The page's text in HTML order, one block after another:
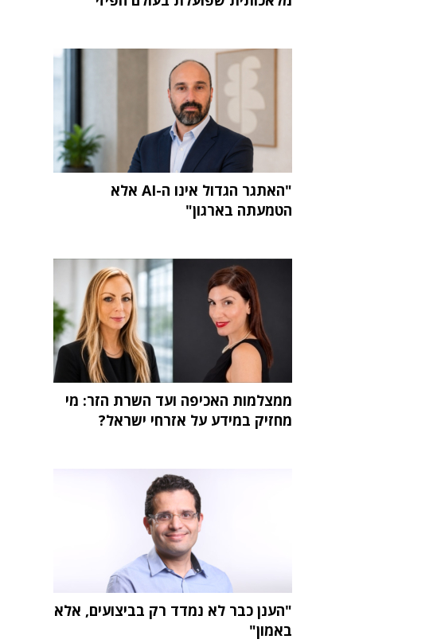
"האתגר הגדול אינו ה-AI אלא
הטמעתה בארגון"
ממצלמות האכיפה ועד השרת הזר: מי
מחזיק במידע על אזרחי ישראל?
"הענן כבר לא נמדד רק בביצועים, אלא
באמון"